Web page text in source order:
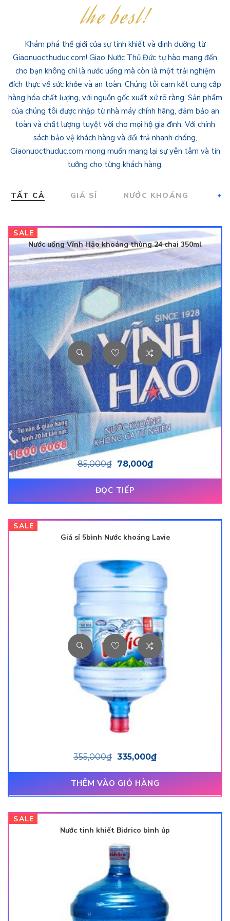
the best!
Khám phá thế giới của sự tinh khiết và dinh dưỡng từ
Giaonuocthuduc.com! Giao Nước Thủ Đức tự hào mang đến
cho bạn không chỉ là nước uống mà còn là một trải nghiệm
đích thực về sức khỏe và an toàn. Chúng tôi cam kết cung cấp
hàng hóa chất lượng, với nguồn gốc xuất xứ rõ ràng. Sản phẩm
của chúng tôi được nhập từ nhà máy chính hãng, đảm bảo an
toàn và chất lượng tuyệt vời cho mọi hộ gia đình. Với chính
sách bảo vệ khách hàng và đổi trả nhanh chóng,
Giaonuocthuduc.com mong muốn mang lại sự yên tâm và tin
tưởng cho từng khách hàng.
TẤT CẢ GIÁ SỈ NƯỚC KHOÁNG +
SALE
Nước uống Vĩnh Hảo khoáng thùng 24 chai 350ml
85,000₫ 78,000₫
ĐỌC TIẾP
SALE
Giá sỉ 5bình Nước khoáng Lavie
355,000₫ 335,000₫
THÊM VÀO GIỎ HÀNG
SALE
Nước tinh khiết Bidrico bình úp